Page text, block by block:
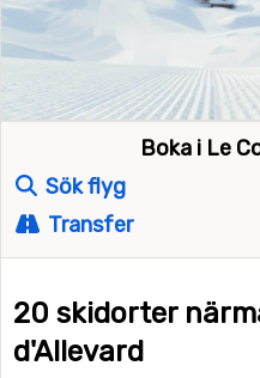
Boka i Le
Sök flyg
Transfer
20 skidorter
d'Allevard